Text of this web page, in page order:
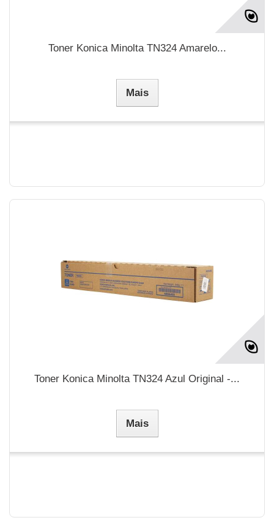
Toner Konica Minolta TN324 Amarelo...
Mais
Toner Konica Minolta TN324 Azul Original -...
Mais